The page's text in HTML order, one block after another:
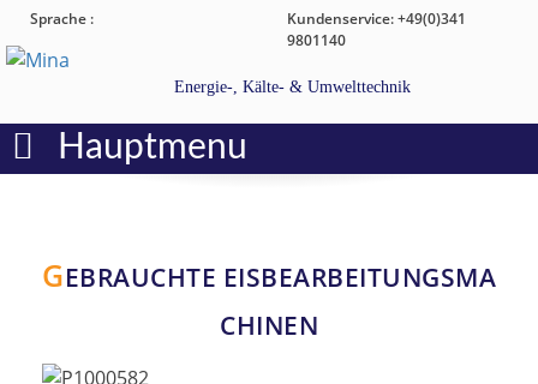
Sprache :
Kundenservice: +49(0)341
9801140
Energie-, Kälte- & Umwelttechnik
Hauptmenu
GEBRAUCHTE EISBEARBEITUNGSMA
CHINEN